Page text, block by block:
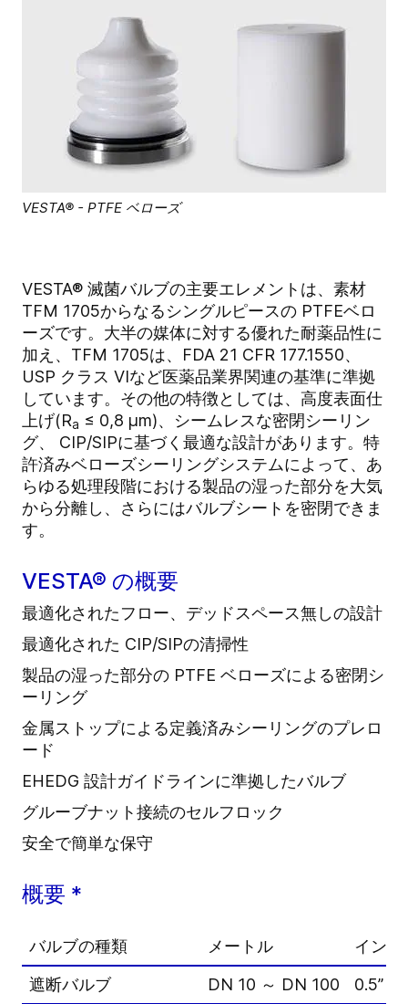
VESTA® - PTFE ベローズ
VESTA® 滅菌バルブの主要エレメントは、素材
TFM 1705からなるシングルピースの PTFEベロ
ーズです。大半の媒体に対する優れた耐薬品性に
加え、TFM 1705は、FDA 21 CFR 177.1550、
USP クラス VIなど医薬品業界関連の基準に準拠
しています。その他の特徴としては、高度表面仕
上げ(Ra ≤ 0,8 μm)、シームレスな密閉シーリン
グ、 CIP/SIPに基づく最適な設計があります。特
許済みベローズシーリングシステムによって、あ
らゆる処理段階における製品の湿った部分を大気
から分離し、さらにはバルブシートを密閉できま
す。
VESTA® の概要
最適化されたフロー、デッドスペース無しの設計
最適化された CIP/SIPの清掃性
製品の湿った部分の PTFE ベローズによる密閉シ
ーリング
金属ストップによる定義済みシーリングのプレロ
ード
EHEDG 設計ガイドラインに準拠したバルブ
グルーブナット接続のセルフロック
安全で簡単な保守
概要 *
バルブの種類 メートル
イン
遮断バルブ
DN 10 ～ DN 100
0.5” –